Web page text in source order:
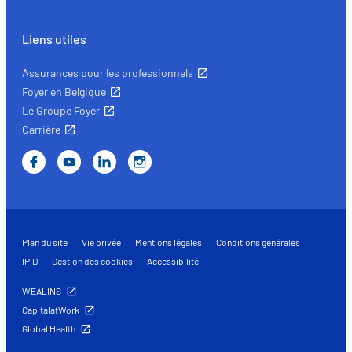
Liens utiles
Assurances pour les professionnels
Foyer en Belgique
Le Groupe Foyer
Carrière
Plan du site Vie privée Mentions légales
Conditions générales
IPID
Gestion des cookies Accessibilité
WEALINS
CapitalatWork
Global Health